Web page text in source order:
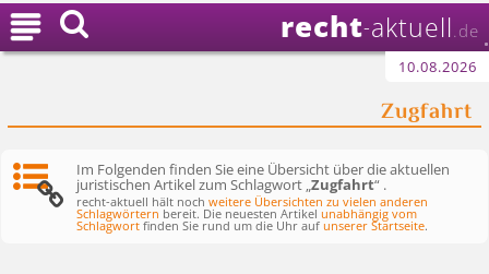
recht-aktuell .de
10.08.2026
Zugfahrt

Im Folgenden finden Sie eine Übersicht über die aktuellen
juristischen Artikel zum Schlagwort „Zugfahrt“ .
recht-aktuell hält nochweitere Übersichten zu vielen anderen
Schlagwörtern bereit. Die neuesten Artikelunabhängig vom
Schlagwort finden Sie rund um die Uhr aufunserer Startseite.